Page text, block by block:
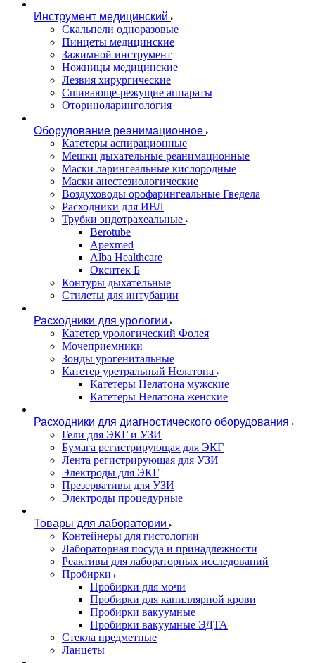
Инструмент медицинский
Скальпели одноразовые
Пинцеты медицинские
Зажимной инструмент
Ножницы медицинские
Лезвия хирургические
Сшивающе-режущие аппараты
Оториноларингология
Оборудование реанимационное
Катетеры аспирационные
Мешки дыхательные реанимационные
Маски ларингеальные кислородные
Маски анестезиологические
Воздуховоды орофарингеальные Гведела
Расходники для ИВЛ
Трубки эндотрахеальные
Berotube
Apexmed
Alba Healthcare
Окситек Б
Контуры дыхательные
Стилеты для интубации
Расходники для урологии
Катетер урологический Фолея
Мочеприемники
Зонды урогенитальные
Катетер уретральный Нелатона
Катетеры Нелатона мужские
Катетеры Нелатона женские
Расходники для диагностического оборудования
Гели для ЭКГ и УЗИ
Бумага регистрирующая для ЭКГ
Лента регистрирующая для УЗИ
Электроды для ЭКГ
Презервативы для УЗИ
Электроды процедурные
Товары для лаборатории
Контейнеры для гистологии
Лабораторная посуда и принадлежности
Реактивы для лабораторных исследований
Пробирки
Пробирки для мочи
Пробирки для капиллярной крови
Пробирки вакуумные
Пробирки вакуумные ЭДТА
Стекла предметные
Ланцеты